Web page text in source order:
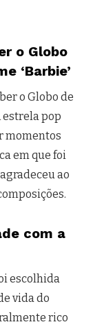
o Globo
‘Barbie’
o Globo de
estrela pop
momentos
em que foi
ao
com a
escolhida
vida do
rico